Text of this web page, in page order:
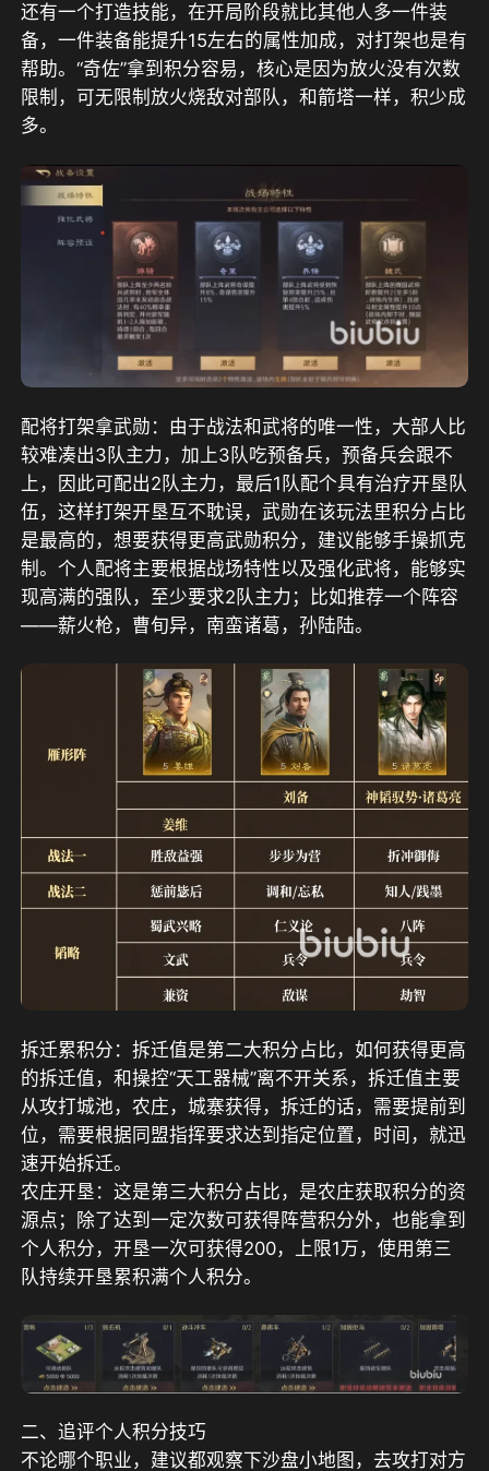
还有一个打造技能，在开局阶段就比其他人多一件装
备，一件装备能提升15左右的属性加成，对打架也是有
帮助。“奇佐”拿到积分容易，核心是因为放火没有次数
限制，可无限制放火烧敌对部队，和箭塔一样，积少成
多。
配将打架拿武勋：由于战法和武将的唯一性，大部人比
较难凑出3队主力，加上3队吃预备兵，预备兵会跟不
上，因此可配出2队主力，最后1队配个具有治疗开垦队
伍，这样打架开垦互不耽误，武勋在该玩法里积分占比
是最高的，想要获得更高武勋积分，建议能够手操抓克
制。个人配将主要根据战场特性以及强化武将，能够实
现高满的强队，至少要求2队主力；比如推荐一个阵容
——薪火枪，曹旬异，南蛮诸葛，孙陆陆。
拆迁累积分：拆迁值是第二大积分占比，如何获得更高
的拆迁值，和操控“天工器械”离不开关系，拆迁值主要
从攻打城池，农庄，城寨获得，拆迁的话，需要提前到
位，需要根据同盟指挥要求达到指定位置，时间，就迅
速开始拆迁。
农庄开垦：这是第三大积分占比，是农庄获取积分的资
源点；除了达到一定次数可获得阵营积分外，也能拿到
个人积分，开垦一次可获得200，上限1万，使用第三
队持续开垦累积满个人积分。
二、追评个人积分技巧
不论哪个职业，建议都观察下沙盘小地图，去攻打对方